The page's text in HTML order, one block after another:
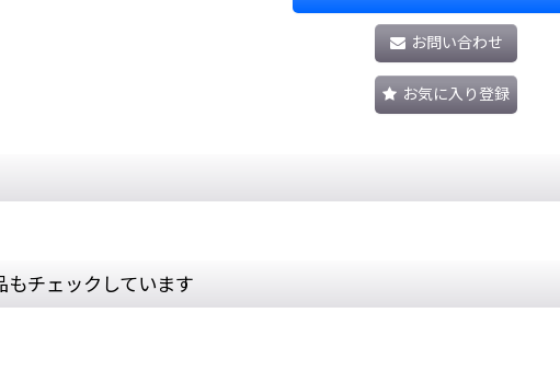
お問い合わせ
お気に入り登録
もチェックしています